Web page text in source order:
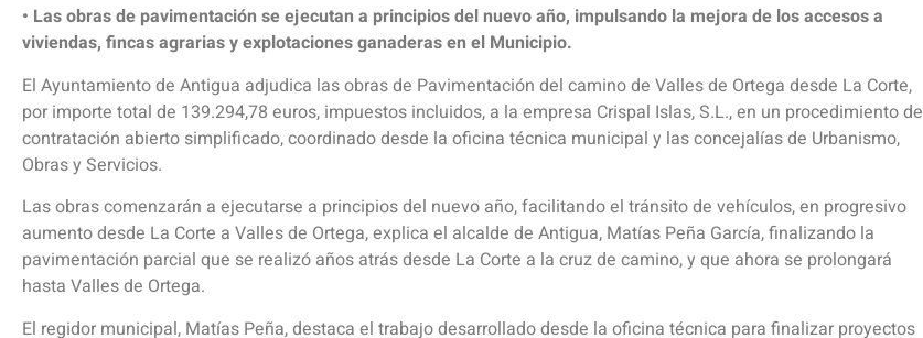
• Las obras de pavimentación se ejecutan a principios del nuevo año, impulsando la mejora de los accesos a
viviendas, fincas agrarias y explotaciones ganaderas en el Municipio.
El Ayuntamiento de Antigua adjudica las obras de Pavimentación del camino de Valles de Ortega desde La Corte,
por importe total de 139.294,78 euros, impuestos incluidos, a la empresa Crispal Islas, S.L., en un procedimiento de
contratación abierto simplificado, coordinado desde la oficina técnica municipal y las concejalías de Urbanismo,
Obras y Servicios.
Las obras comenzarán a ejecutarse a principios del nuevo año, facilitando el tránsito de vehículos, en progresivo
aumento desde La Corte a Valles de Ortega, explica el alcalde de Antigua, Matías Peña García, finalizando la
pavimentación parcial que se realizó años atrás desde La Corte a la cruz de camino, y que ahora se prolongará
hasta Valles de Ortega.
El regidor municipal, Matías Peña, destaca el trabajo desarrollado desde la oficina técnica para finalizar proyectos